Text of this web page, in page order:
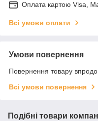
Оплата картою Visa,
Всі умови оплати
Умови повернення
Повернення товару
Всі умови повернення
Подібні товари